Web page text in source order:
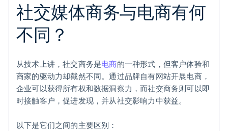
社交媒体商务与电商有何
不同？
从技术上讲，社交商务是电商的一种形式，但客户体验和
商家的驱动力却截然不同。通过品牌自有网站开展电商，
企业可以获得所有权和数据洞察力，而社交商务则可以即
时接触客户，促进发现，并从社交影响力中获益。
以下是它们之间的主要区别：